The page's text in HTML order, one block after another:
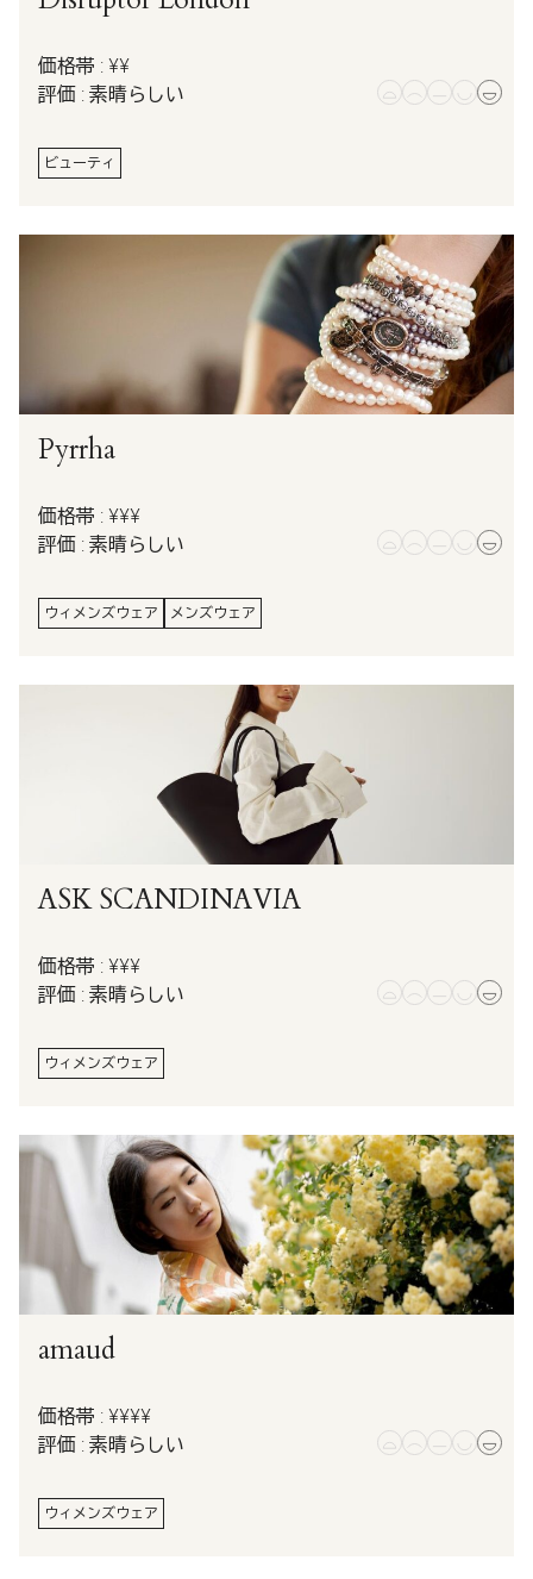
価格帯 : ¥¥
評価 : 素晴らしい
ビューティ
Pyrrha
価格帯 : ¥¥¥
評価 : 素晴らしい
ウィメンズウェア メンズウェア
ASK SCANDINAVIA
価格帯 : ¥¥¥
評価 : 素晴らしい
ウィメンズウェア
amaud
価格帯 : ¥¥¥¥
評価 : 素晴らしい
ウィメンズウェア